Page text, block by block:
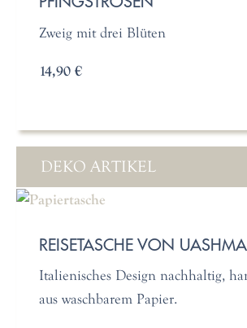
Zweig mit drei Blüten
14,90 €
DEKO ARTIKEL
REISETASCHE VON
Italienisches Design nachhaltig,
aus waschbarem Papier.